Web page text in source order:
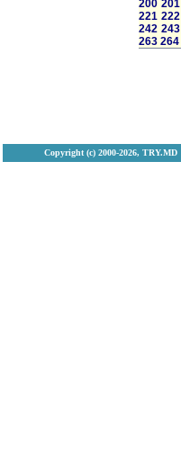
200 201
221 222
242 243
263 264
Copyright (с) 2000-2026, TRY.MD